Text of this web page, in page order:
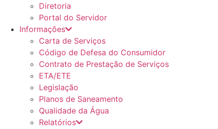
Diretoria
Portal do Servidor
Informações
Carta de Serviços
Código de Defesa do Consumidor
Contrato de Prestação de Serviços
ETA/ETE
Legislação
Planos de Saneamento
Qualidade da Água
Relatórios